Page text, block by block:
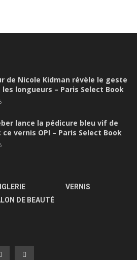
de Nicole Kidman révèle le geste
les longueurs – Paris Select Book
lance la pédicure bleu vif de
ce vernis OPI – Paris Select Book
DE BEAUTÉ
VERNIS